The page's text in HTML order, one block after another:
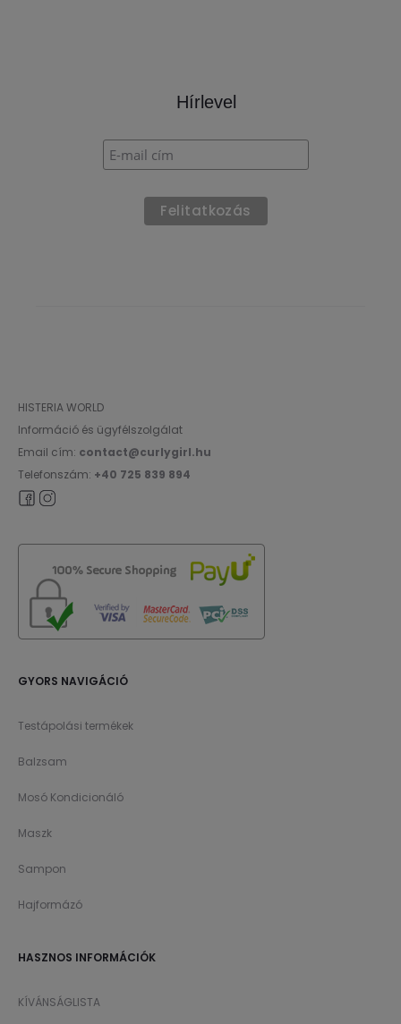
Hírlevel
HISTERIA WORLD
Információ és ügyfélszolgálat
Email cím: contact@curlygirl.hu
Telefonszám: +40 725 839 894
GYORS NAVIGÁCIÓ
Testápolási termékek
Balzsam
Mosó Kondicionáló
Maszk
Sampon
Hajformázó
HASZNOS INFORMÁCIÓK
KÍVÁNSÁGLISTA